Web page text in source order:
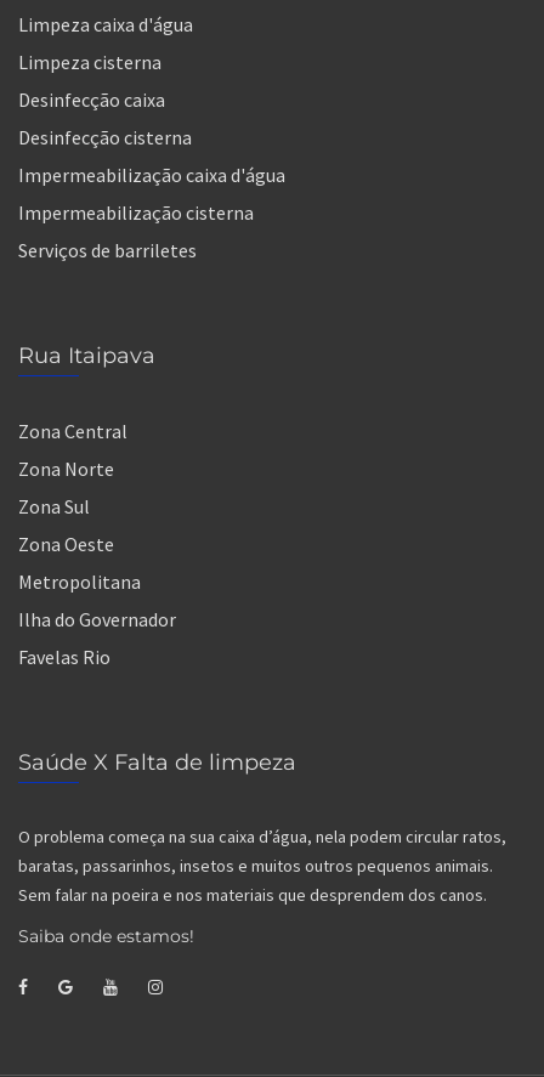
Limpeza caixa d'água
Limpeza cisterna
Desinfecção caixa
Desinfecção cisterna
Impermeabilização caixa d'água
Impermeabilização cisterna
Serviços de barriletes
Rua Itaipava
Zona Central
Zona Norte
Zona Sul
Zona Oeste
Metropolitana
Ilha do Governador
Favelas Rio
Saúde X Falta de limpeza
O problema começa na sua caixa d’água, nela podem circular ratos,
baratas, passarinhos, insetos e muitos outros pequenos animais.
Sem falar na poeira e nos materiais que desprendem dos canos.
Saiba onde estamos!